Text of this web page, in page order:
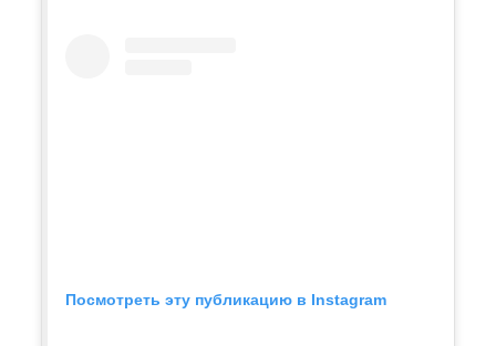
Посмотреть эту публикацию в Instagram